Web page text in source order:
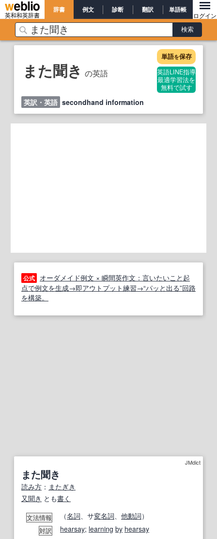
英和和英辞書
辞書 例文 診断 翻訳 単語帳
ログイン
また聞き の英語
単語を保存
英語LINE指導
最適学習法を
無料で試す
英訳・英語 secondhand information
公式
オーダメイド例文 × 瞬間英作文：言いたいこと起
点で例文を生成→即アウトプット練習→“パッと出る”回路
を構築。
JMdict
また聞き
読み方 ： またぎき
又聞き とも書く
文法情報 （名詞 、サ変名詞 他動詞）
対訳 hearsay; learning by hearsay